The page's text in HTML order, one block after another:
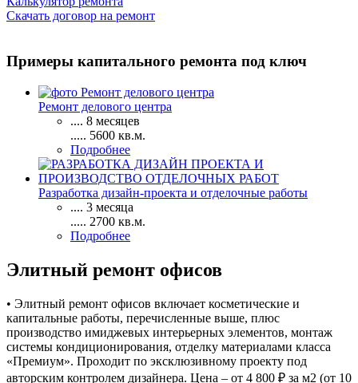
Скачать договор на ремонт
Примеры капитального ремонта под ключ
Ремонт делового центра
.... 8 месяцев
..... 5600 кв.м.
Подробнее
Разработка дизайн-проекта и отделочные работы
.... 3 месяца
..... 2700 кв.м.
Подробнее
Элитный ремонт офисов
• Элитный ремонт офисов включает косметические и
капитальные работы, перечисленные выше, плюс
производство имиджевых интерьерных элементов, монтаж
системы кондиционирования, отделку материалами класса
«Премиум». Проходит по эксклюзивному проекту под
авторским контролем дизайнера. Цена – от 4 800 ₽ за м2 (от 10